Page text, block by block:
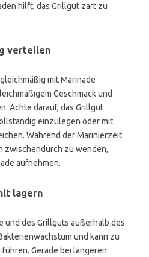
hilft, das Grillgut zart zu
verteilen
mit Marinade
Geschmack und
Achte darauf, das Grillgut
einzulegen oder mit
Während der Marinierzeit
zwischendurch zu wenden,
aufnehmen.
lagern
und des Grillguts außerhalb des
und kann zu
Gerade bei längeren